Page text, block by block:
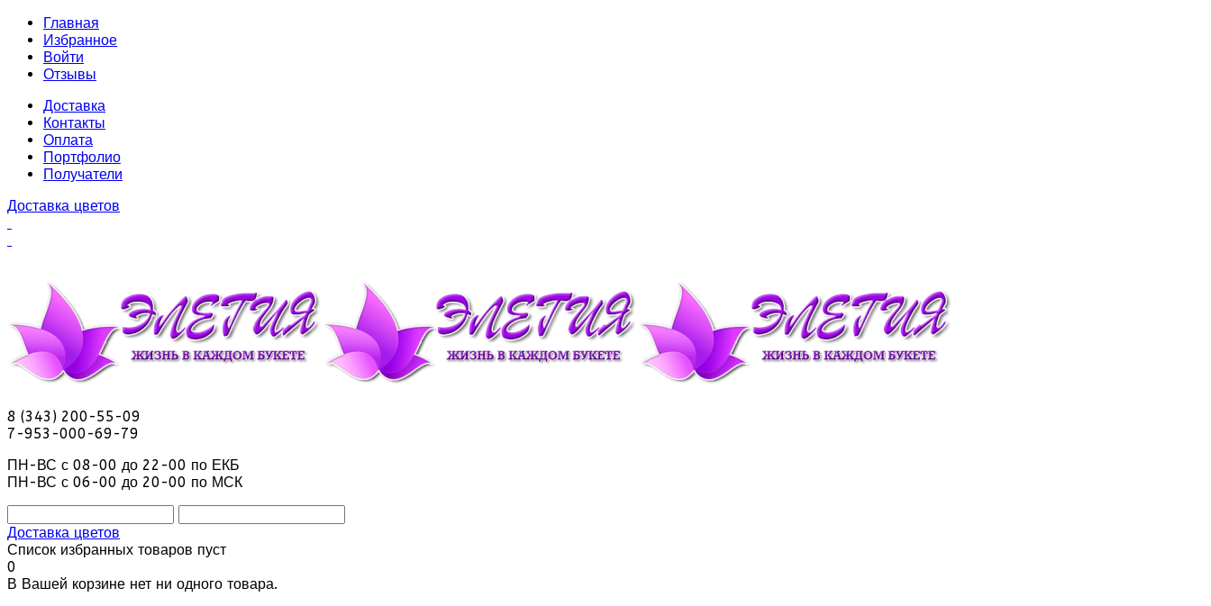
Главная
Избранное
Войти
Отзывы
Доставка
Контакты
Оплата
Портфолио
Получатели
Доставка цветов
8 (343) 200-55-09
7-953-000-69-79
ПН-ВС с 08-00 до 22-00 по ЕКБ
ПН-ВС с 06-00 до 20-00 по МСК
Доставка цветов
Список избранных товаров пуст
0
В Вашей корзине нет ни одного товара.